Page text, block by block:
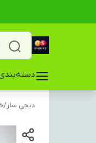
دیجی ساز/